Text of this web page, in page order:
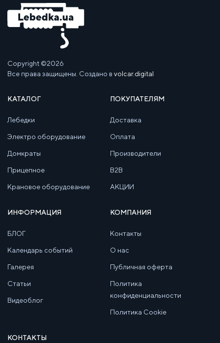
Copyright ©2026
Все права защищены. Создано в volcar.digital
КАТАЛОГ
Лебедки
Электро оборудование
Домкраты
Прицепное
Крановое оборудование
ПОКУПАТЕЛЯМ
Доставка
Оплата
Производители
B2B
АКЦИИ
ИНФОРМАЦИЯ
БЛОГ
Календарь событий
Галерея
Статьи
Видеоблог
КОМПАНИЯ
Контакты
О нас
Публичная оферта
Политика
конфиденциальности
Политика Cookie
КОНТАКТЫ